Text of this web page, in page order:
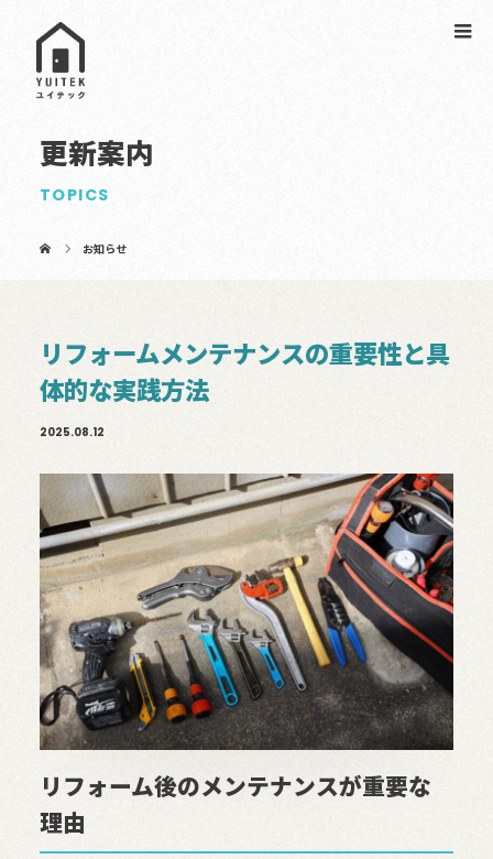
更新案内
TOPICS
お知らせ
リフォームメンテナンスの重要性と具
体的な実践方法
2025.08.12
リフォーム後のメンテナンスが重要な
理由